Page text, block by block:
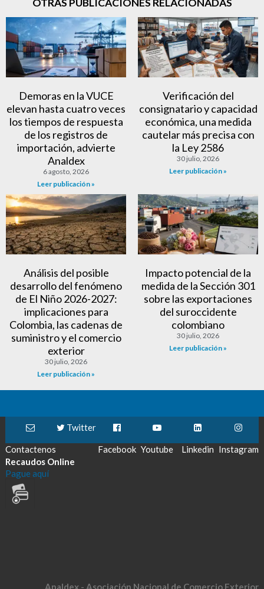
OTRAS PUBLICACIONES RELACIONADAS
Demoras en la VUCE
elevan hasta cuatro veces
los tiempos de respuesta
de los registros de
importación, advierte
Analdex
6 agosto, 2026
Leer publicación »
Verificación del
consignatario y capacidad
económica, una medida
cautelar más precisa con
la Ley 2586
30 julio, 2026
Leer publicación »
Análisis del posible
desarrollo del fenómeno
de El Niño 2026-2027:
implicaciones para
Colombia, las cadenas de
suministro y el comercio
exterior
30 julio, 2026
Leer publicación »
Impacto potencial de la
medida de la Sección 301
sobre las exportaciones
del suroccidente
colombiano
30 julio, 2026
Leer publicación »
Contactenos
Twitter
Facebook Youtube Linkedin Instagram
Recaudos Online
Pague aquí
Analdex - Asociación Nacional de Comercio Exterior